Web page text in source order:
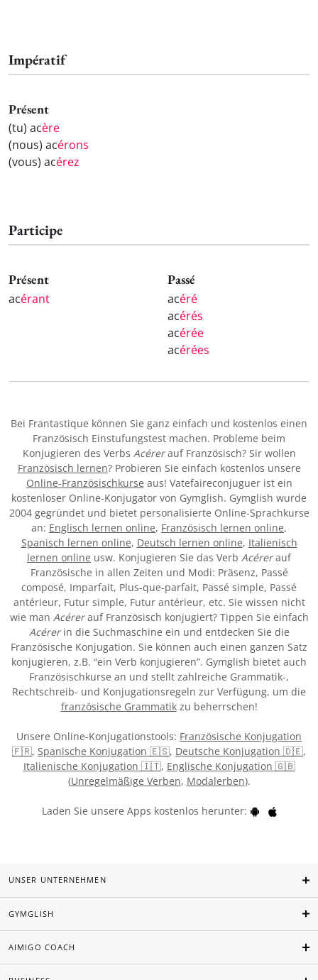
Impératif
Présent
(tu) acère
(nous) acérons
(vous) acérez
Participe
Présent
acérant
Passé
acéré
acérés
acérée
acérées
Bei Frantastique können Sie ganz einfach und kostenlos einen
Französisch Einstufungstest machen. Probleme beim
Konjugieren des Verbs Acérerauf Französisch? Sir wollen
Französisch lernen? Probieren Sie einfach kostenlos unsere
Online-Französischkurse aus! Vatefaireconjuguer ist ein
kostenloser Online-Konjugator von Gymglish. Gymglish wurde
2004 gegründet und bietet personalisierte Online-Sprachkurse
an: Englisch lernen online, Französisch lernen online,
Spanisch lernen online, Deutsch lernen online, Italienisch
lernen online usw. Konjugieren Sie das Verb Acérerauf
Französische in allen Zeiten und Modi: Präsenz, Passé
composé, Imparfait, Plus-que-parfait, Passé simple, Passé
antérieur, Futur simple, Futur antérieur, etc. Sie wissen nicht
wie man Acérerauf Französisch konjugiert? Tippen Sie einfach
Acérerin die Suchmaschine ein und entdecken Sie die
Französische Konjugation. Sie können auch einen ganzen Satz
konjugieren, z.B. “ein Verb konjugieren”. Gymglish bietet auch
Französischkurse an und stellt zahlreiche Grammatik-,
Rechtschreib- und Konjugationsregeln zur Verfügung, um die
französische Grammatikzu beherrschen!
Unsere Online-Konjugationstools: Französische Konjugation
🇫🇷, Spanische Konjugation 🇪🇸, Deutsche Konjugation 🇩🇪,
Italienische Konjugation 🇮🇹, Englische Konjugation 🇬🇧
(Unregelmäßige Verben, Modalerben).
Laden Sie unsere Apps kostenlos herunter:
UNSER UNTERNEHMEN
GYMGLISH
AIMIGO COACH